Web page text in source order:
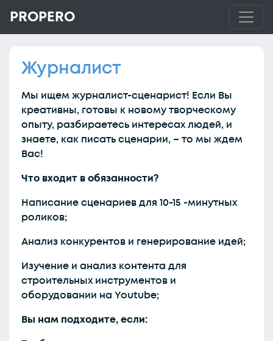
PROPERO
Журналист
Мы ищем журналист-сценарист! Если Вы
креативны, готовы к новому творческому
опыту, разбираетесь интересах людей, и
знаете, как писать сценарии, – то мы ждем
Вас!
Что входит в обязанности?
Написание сценариев для 10-15 -минутных
роликов;
Анализ конкурентов и генерирование идей;
Изучение и анализ контента для
строительных инструментов и
оборудовании на Youtube;
Вы нам подходите, если: